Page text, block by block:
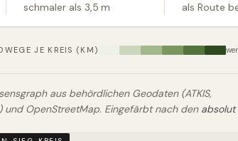
schmaler als 3,5 m
als Route
JE KREIS (KM)
aus behördlichen Geodaten (ATKIS,
und OpenStreetMap. Eingefärbt nach den absolut